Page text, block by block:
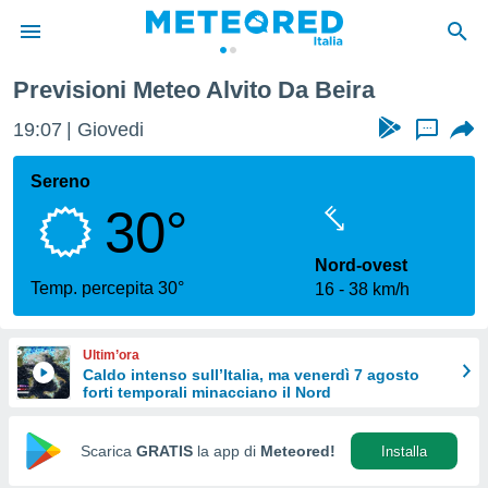
di
per
le
di
Web
Previsioni Meteo Alvito Da Beira
19:07 Giovedi ...
Sereno
30°
Temp. percepita 30°
Nord-ovest
16
38 km/h
Ultim’ora
Caldo intenso sull’Italia, ma venerdì 7 agosto
forti temporali minacciano il Nord
Scarica GRATIS la app di Meteored! Installa